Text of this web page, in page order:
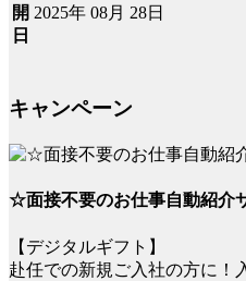
開
日
2025年 08月 28日
キャンペーン
☆面接不要のお仕事自動紹介
【デジタルギフト】
赴任での新規ご入社の方に！